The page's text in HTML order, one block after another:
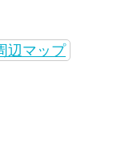
辺マップ